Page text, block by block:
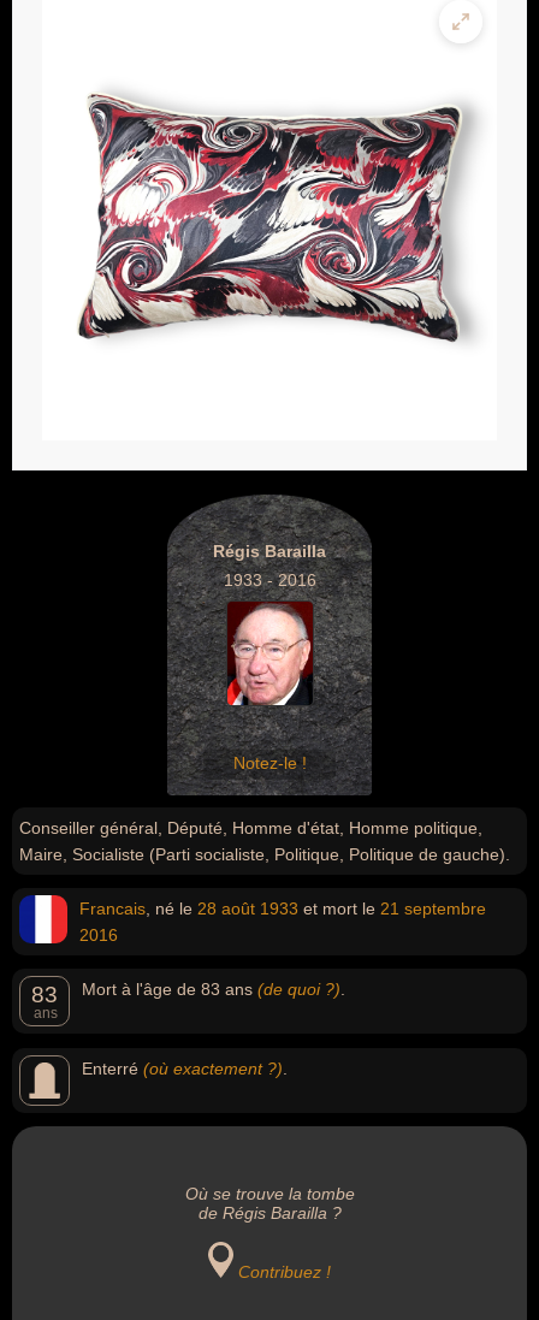
Régis Barailla
1933 - 2016
Notez-le !
Conseiller général, Député, Homme d'état, Homme politique,
Maire, Socialiste (Parti socialiste, Politique, Politique de gauche).
Francais , né le 28 août 1933 et mort le 21 septembre
2016
83
ans
Mort à l'âge de 83 ans (de quoi ?)
Enterré (où exactement ?)
Où se trouve la tombe
de Régis Barailla ?
Contribuez !